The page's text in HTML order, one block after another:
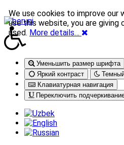
Уменьшить размер шрифта
Яркий контраст
Темный
Клавиатурная навигация
Переключить
We use cookies to improve our
use this website, you are
used. More details…